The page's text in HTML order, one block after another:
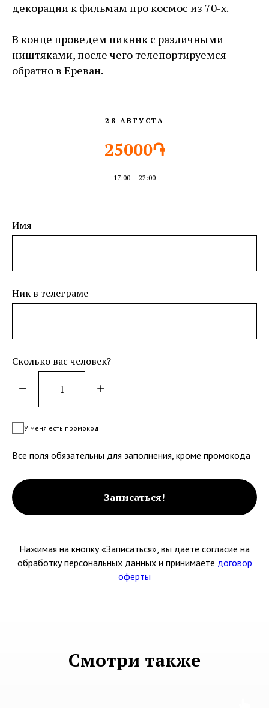
декорации к фильмам про космос из 70-х.
В конце проведем пикник с различными
ништяками, после чего телепортируемся
обратно в Ереван.
28 АВГУСТА
25000֏
17:00 – 22:00
Имя
Ник в телеграме
Сколько вас человек?
У меня есть промокод
Все поля обязательны для заполнения, кроме промокода
Записаться!
Нажимая на кнопку «Записаться», вы даете согласие на
обработку персональных данных и принимаете договор
оферты
Смотри также